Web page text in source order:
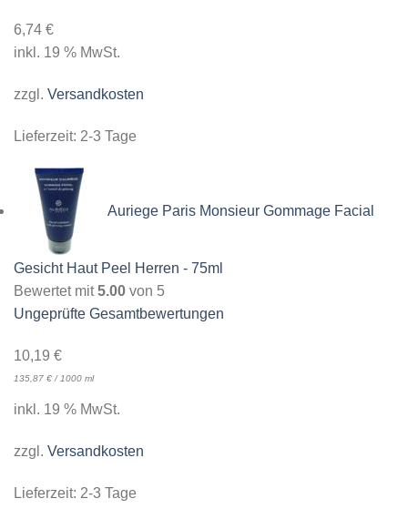
6,74 €
inkl. 19 % MwSt.
zzgl. Versandkosten
Lieferzeit: 2-3 Tage
Auriege Paris Monsieur Gommage Facial
Gesicht Haut Peel Herren - 75ml
Bewertet mit5.00 von 5
Ungeprüfte Gesamtbewertungen
10,19 €
135,87 €/1000 ml
inkl. 19 % MwSt.
zzgl. Versandkosten
Lieferzeit: 2-3 Tage